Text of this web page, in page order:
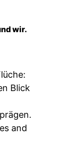
wir.
Blick
and